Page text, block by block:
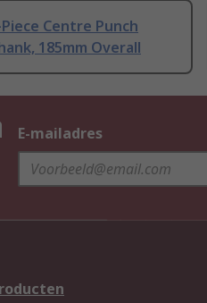
Piece Centre Punch
185mm Overall
E-mailadres